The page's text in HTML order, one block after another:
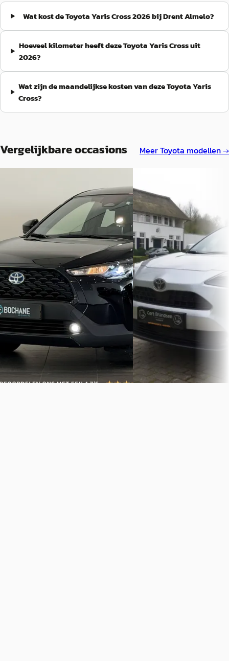
Wat kost de Toyota Yaris Cross 2026 bij Drent Almelo?
Hoeveel kilometer heeft deze Toyota Yaris Cross uit
2026?
Wat zijn de maandelijkse kosten van deze Toyota Yaris
Cross?
Vergelijkbare occasions MeerToyota modellen →
Cross 2.0 High Power Hybrid Active
€ 28.440
v.a. € 603/mnd
Marktconform
2023 · 79848 km · Hybride ·
Automaat
Bochane Deventer
· Apeldoorn
4,7(730)
Bekijk aanbieding →
Vergelijk
Toyota Yaris
1.5 Hybrid 130 Dynamic
€ 29.750
v.a. € 631/mnd
Boven markt
2025 · 7.039 km · Hybride ·
Automaat
Autobedrijf Gert
Ederveen
Bekijk aanbieding →
Vergelijk